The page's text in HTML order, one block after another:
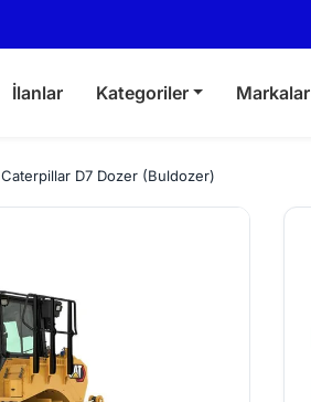
İlanlar Kategoriler Markalar
Caterpillar D7 Dozer (Buldozer)